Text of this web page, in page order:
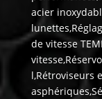
acier
de vitesse
l,Rétroviseurs